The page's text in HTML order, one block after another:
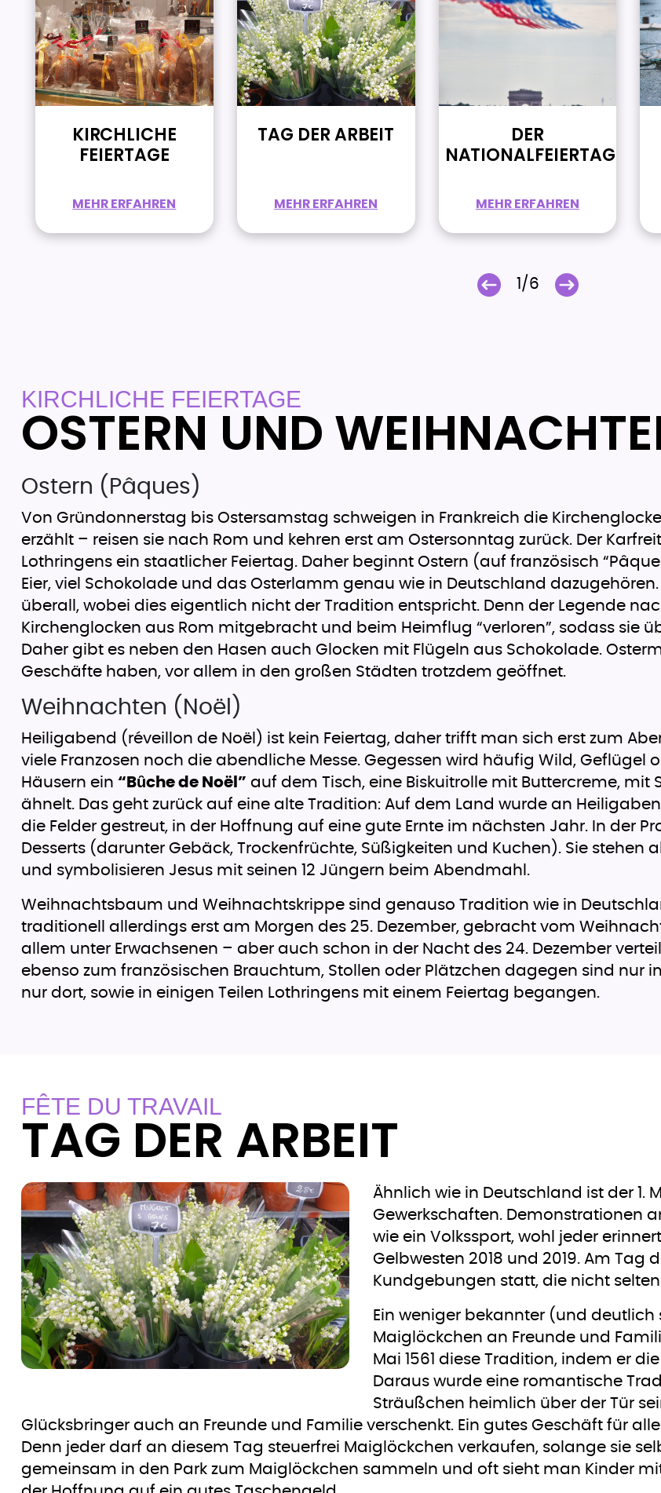
KIRCHLICHE
FEIERTAGE
MEHR ERFAHREN
TAG DER ARBEIT
MEHR ERFAHREN
DER
NATIONALFEIERTAG
MEHR ERFAHREN
1/6
KIRCHLICHE FEIERTAGE
OSTERN UND
Ostern (Pâques)
Von Gründonnerstag bis Ostersamstag schweigen in Frankreich die
erzählt – reisen sie nach Rom und kehren erst am Ostersonntag zurück. Der
Lothringens ein staatlicher Feiertag. Daher beginnt Ostern (auf französisch
Eier, viel Schokolade und das Osterlamm genau wie in Deutschland
überall, wobei dies eigentlich nicht der Tradition entspricht. Denn der Legende
Kirchenglocken aus Rom mitgebracht und beim Heimflug “verloren”, sodass sie
Daher gibt es neben den Hasen auch Glocken mit Flügeln aus Schokolade.
Geschäfte haben, vor allem in den großen Städten trotzdem geöffnet.
Weihnachten (Noël)
Heiligabend (réveillon de Noël) ist kein Feiertag, daher trifft man sich erst zum
viele Franzosen noch die abendliche Messe. Gegessen wird häufig Wild, Geflügel
Häusern ein “Bȗche de Noël” auf dem Tisch, eine Biskuitrolle mit Buttercreme,
ähnelt. Das geht zurück auf eine alte Tradition: Auf dem Land wurde an
die Felder gestreut, in der Hoffnung auf eine gute Ernte im nächsten Jahr. In der
Desserts (darunter Gebäck, Trockenfrüchte, Süßigkeiten und Kuchen). Sie
und symbolisieren Jesus mit seinen 12 Jüngern beim Abendmahl.
Weihnachtsbaum und Weihnachtskrippe sind genauso Tradition wie in
traditionell allerdings erst am Morgen des 25. Dezember, gebracht vom
allem unter Erwachsenen – aber auch schon in der Nacht des 24. Dezember
ebenso zum französischen Brauchtum, Stollen oder Plätzchen dagegen sind nur
nur dort, sowie in einigen Teilen Lothringens mit einem Feiertag begangen.
FÊTE DU TRAVAIL
TAG DER ARBEIT
Ähnlich wie in Deutschland ist der 1.
Gewerkschaften. Demonstrationen
wie ein Volkssport, wohl jeder
Gelbwesten 2018 und 2019. Am Tag
Kundgebungen statt, die nicht
Ein weniger bekannter (und
Maiglöckchen an Freunde und
Mai 1561 diese Tradition, indem er
Daraus wurde eine romantische
Sträußchen heimlich über der Tür
Glücksbringer auch an Freunde und Familie verschenkt. Ein gutes Geschäft für
Denn jeder darf an diesem Tag steuerfrei Maiglöckchen verkaufen, solange sie
gemeinsam in den Park zum Maiglöckchen sammeln und oft sieht man Kinder